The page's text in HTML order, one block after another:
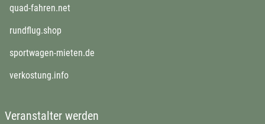
quad-fahren.net
rundflug.shop
sportwagen-mieten.de
verkostung.info
Veranstalter werden